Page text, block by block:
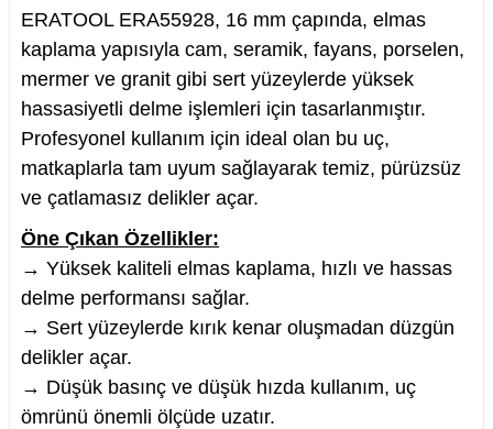
ERATOOL ERA55928, 16 mm çapında, elmas
kaplama yapısıyla cam, seramik, fayans, porselen,
mermer ve granit gibi sert yüzeylerde yüksek
hassasiyetli delme işlemleri için tasarlanmıştır.
Profesyonel kullanım için ideal olan bu uç,
matkaplarla tam uyum sağlayarak temiz, pürüzsüz
ve çatlamasız delikler açar.
Öne Çıkan Özellikler:
→ Yüksek kaliteli elmas kaplama, hızlı ve hassas
delme performansı sağlar.
→ Sert yüzeylerde kırık kenar oluşmadan düzgün
delikler açar.
→ Düşük basınç ve düşük hızda kullanım, uç
ömrünü önemli ölçüde uzatır.